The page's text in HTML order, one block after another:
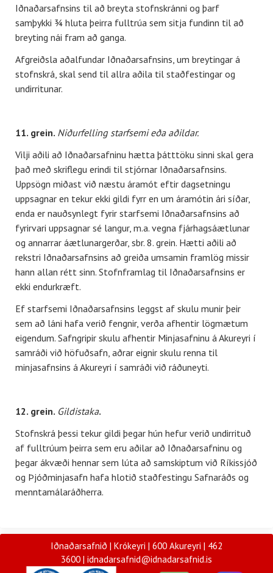
Iðnaðarsafnsins til að breyta stofnskránni og þarf
samþykki ¾ hluta þeirra fulltrúa sem sitja fundinn til að
breyting nái fram að ganga.
Afgreiðsla aðalfundar Iðnaðarsafnsins, um breytingar á
stofnskrá, skal send til allra aðila til staðfestingar og
undirritunar.
11. grein. Niðurfelling starfsemi eða aðildar.
Vilji aðili að Iðnaðarsafninu hætta þátttöku sinni skal gera
það með skriflegu erindi til stjórnar Iðnaðarsafnsins.
Uppsögn miðast við næstu áramót eftir dagsetningu
uppsagnar en tekur ekki gildi fyrr en um áramótin ári síðar,
enda er nauðsynlegt fyrir starfsemi Iðnaðarsafnsins að
fyrirvari uppsagnar sé langur, m.a. vegna fjárhagsáætlunar
og annarrar áætlunargerðar, sbr. 8. grein. Hætti aðili að
rekstri Iðnaðarsafnsins að greiða umsamin framlög missir
hann allan rétt sinn. Stofnframlag til Iðnaðarsafnsins er
ekki endurkræft.
Ef starfsemi Iðnaðarsafnsins leggst af skulu munir þeir
sem að láni hafa verið fengnir, verða afhentir lögmætum
eigendum. Safngripir skulu afhentir Minjasafninu á Akureyri í
samráði við höfuðsafn, aðrar eignir skulu renna til
minjasafnsins á Akureyri í samráði við ráðuneyti.
12. grein. Gildistaka.
Stofnskrá þessi tekur gildi þegar hún hefur verið undirrituð
af fulltrúum þeirra sem eru aðilar að Iðnaðarsafninu og
þegar ákvæði hennar sem lúta að samskiptum við Ríkissjóð
og Þjóðminjasafn hafa hlotið staðfestingu Safnaráðs og
menntamálaráðherra.
Iðnaðarsafnið | Krókeyri | 600 Akureyri | 462
3600 | idnadarsafnid@idnadarsafnid.is